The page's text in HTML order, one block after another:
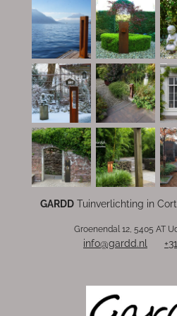
u
T
u
b
e
GARDDTuinverlichting in
Groenendal 12, 5405 AT
info@gardd.nl